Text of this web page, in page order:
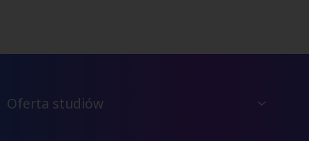
Oferta studiów